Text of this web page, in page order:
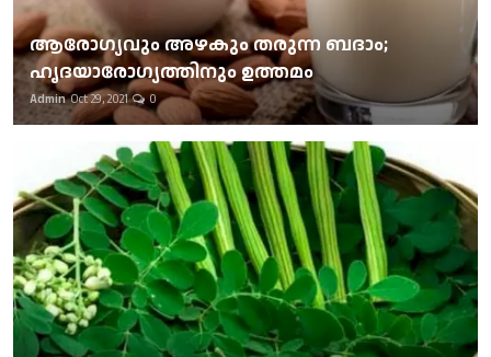
ആരോഗ്യവും അഴകും തരുന്ന ബദാം;
ഹൃദയാരോഗ്യത്തിനും ഉത്തമം
Admin Oct 29, 2021 0